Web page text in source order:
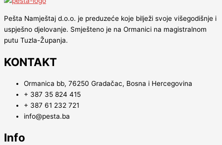
Pešta Namještaj d.o.o. je preduzeće koje bilježi svoje višegodišnje i
uspješno djelovanje. Smješteno je na Ormanici na magistralnom
putu Tuzla-Županja.
KONTAKT
Ormanica bb, 76250 Gradačac, Bosna i Hercegovina
+ 387 35 824 415
+ 387 61 232 721
info@pesta.ba
Info